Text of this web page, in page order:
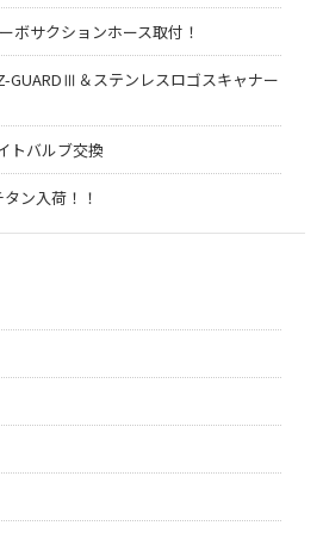
ボサクションホース取付！
GUARDⅢ＆ステンレスロゴスキャナー
トバルブ交換
ン入荷！！